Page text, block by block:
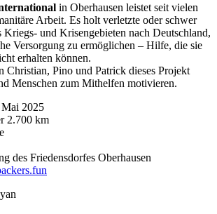
in Oberhausen leistet seit vielen
Arbeit. Es holt verletzte oder schwer
und Krisengebieten nach Deutschland,
Versorgung zu ermöglichen – Hilfe, die sie
erhalten können.
Pino und Patrick dieses Projekt
Menschen zum Mithelfen motivieren.
Mai 2025
2.700 km
des Friedensdorfes Oberhausen